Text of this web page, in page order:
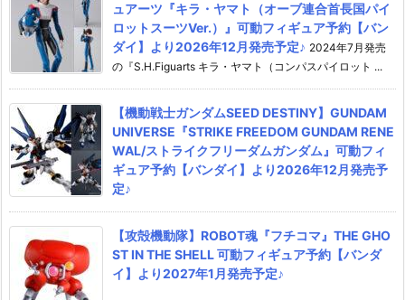
ュアーツ『キラ・ヤマト（オーブ連合首長国パイ
ロットスーツVer.）』可動フィギュア予約【バン
ダイ】より2026年12月発売予定♪ 2024年7月発売
の『S.H.Figuarts キラ・ヤマト（コンパスパイロット ...
【機動戦士ガンダムSEED DESTINY】GUNDAM
UNIVERSE『STRIKE FREEDOM GUNDAM RENE
WAL/ストライクフリーダムガンダム』可動フィ
ギュア予約【バンダイ】より2026年12月発売予
定♪
【攻殻機動隊】ROBOT魂『フチコマ』THE GHO
ST IN THE SHELL 可動フィギュア予約【バンダ
イ】より2027年1月発売予定♪